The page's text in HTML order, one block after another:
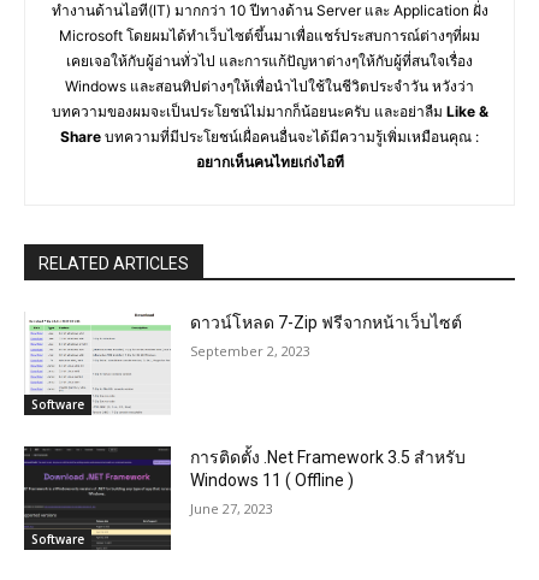
ทำงานด้านไอที(IT) มากกว่า 10 ปีทางด้าน Server และ Application ฝั่ง
Microsoft โดยผมได้ทำเว็บไซต์ขึ้นมาเพื่อแชร์ประสบการณ์ต่างๆที่ผม
เคยเจอให้กับผู้อ่านทั่วไป และการแก้ปัญหาต่างๆให้กับผู้ที่สนใจเรื่อง
Windows และสอนทิปต่างๆให้เพื่อนำไปใช้ในชีวิตประจำวัน หวังว่า
บทความของผมจะเป็นประโยชน์ไม่มากก็น้อยนะครับ และอย่าลืม Like &
Share บทความที่มีประโยชน์เผื่อคนอื่นจะได้มีความรู้เพิ่มเหมือนคุณ :
อยากเห็นคนไทยเก่งไอที
RELATED ARTICLES
Software
ดาวน์โหลด 7-Zip ฟรีจากหน้าเว็บไซต์
September 2, 2023
Software
การติดตั้ง .Net Framework 3.5 สำหรับ
Windows 11 ( Offline )
June 27, 2023